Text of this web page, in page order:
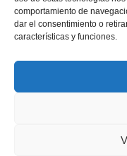
comportamiento de
dar el consentimiento o
características y funciones.
© 2025 OsaBus
He leído y